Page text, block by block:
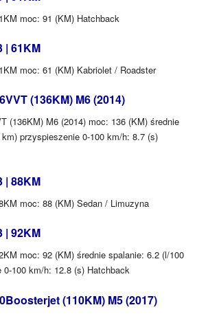
moc: 91 (KM) Hatchback
| 61KM
moc: 61 (KM) Kabriolet / Roadster
(136KM) M6 (2014)
(136KM) M6 (2014) moc: 136 (KM) średnie
przyspieszenie 0-100 km/h: 8.7 (s)
| 88KM
moc: 88 (KM) Sedan / Limuzyna
| 92KM
moc: 92 (KM) średnie spalanie: 6.2 (l/100
100 km/h: 12.8 (s) Hatchback
(110KM) M5 (2017)